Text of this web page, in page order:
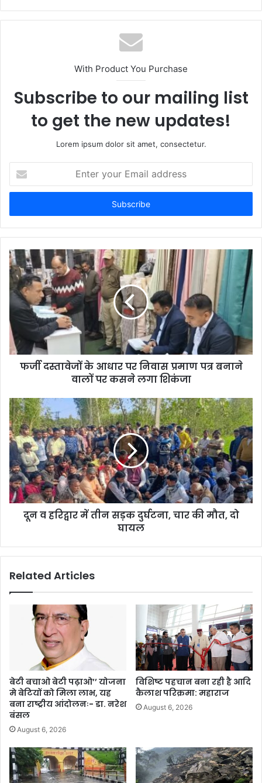
With Product You Purchase
Subscribe to our mailing list
to get the new updates!
Lorem ipsum dolor sit amet, consectetur.
your
Email
फर्जी दस्तावेजों के आधार पर निवास प्रमाण पत्र बनाने
वालों पर कसने लगा शिकंजा
दून व हरिद्वार में तीन सड़क दुर्घटना, चार की मौत, दो
घायल
Related Articles
बेटी बचाओ बेटी पढ़ाओ’’ योजना
मे बेटियों को मिला लाभ, यह
बना राष्ट्रीय आंदोलनः- डा. नरेश
बंसल
August 6, 2026
विशिष्ट पहचान बना रही है आदि
कैलाश परिक्रमा: महाराज
August 6, 2026